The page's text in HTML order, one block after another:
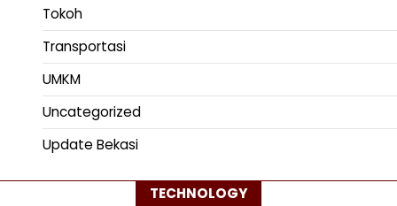
Tokoh
Transportasi
UMKM
Uncategorized
Update Bekasi
TECHNOLOGY